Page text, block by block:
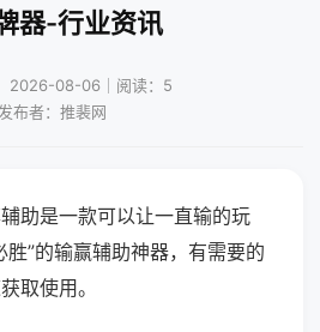
器-行业资讯
2026-08-06｜阅读：5
发布者：推裴网
助是一款可以让一直输的玩
胜”的输赢辅助神器，有需要的
取使用。